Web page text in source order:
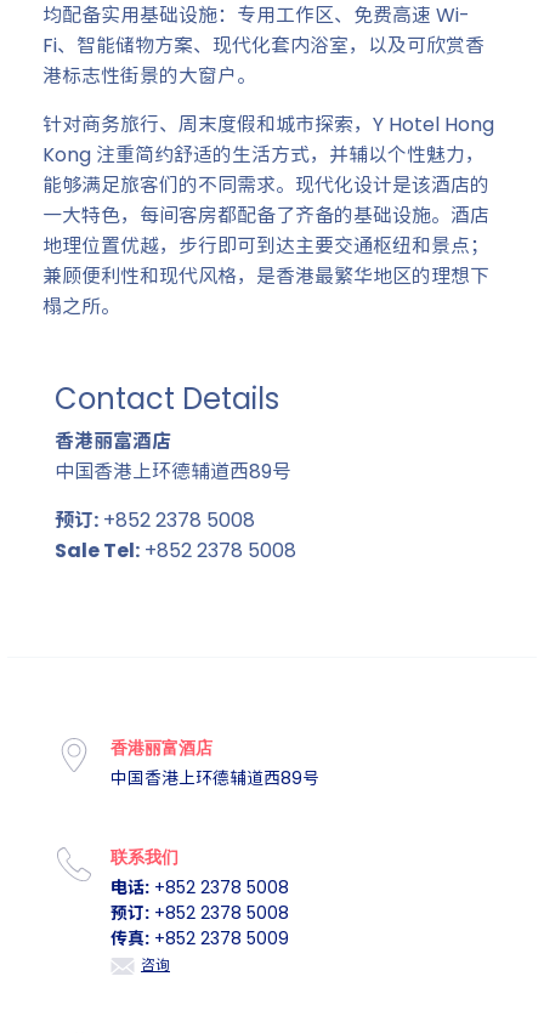
均配备实用基础设施：专用工作区、免费高速 Wi-
Fi、智能储物方案、现代化套内浴室，以及可欣赏香
港标志性街景的大窗户。
针对商务旅行、周末度假和城市探索，Y Hotel Hong
Kong 注重简约舒适的生活方式，并辅以个性魅力，
能够满足旅客们的不同需求。现代化设计是该酒店的
一大特色，每间客房都配备了齐备的基础设施。酒店
地理位置优越，步行即可到达主要交通枢纽和景点；
兼顾便利性和现代风格，是香港最繁华地区的理想下
榻之所。
Contact Details
香港丽富酒店
中国香港上环德辅道西89号
预订: +852 2378 5008
Sale Tel: +852 2378 5008
香港丽富酒店
中国香港上环德辅道西89号
联系我们
电话: +852 2378 5008
预订: +852 2378 5008
传真: +852 2378 5009
咨询